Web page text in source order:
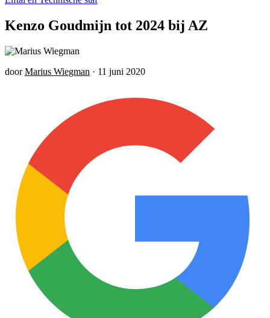
Kenzo Goudmijn tot 2024 bij AZ
door Marius Wiegman · 11 juni 2020